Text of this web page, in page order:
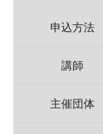
申込方法
講師
主催団体